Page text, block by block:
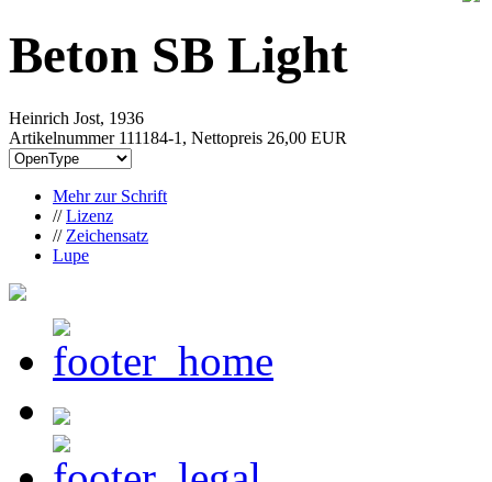
Beton SB Light
Heinrich Jost, 1936
Artikelnummer 111184-1, Nettopreis 26,00 EUR
Mehr zur Schrift
//Lizenz
// Zeichensatz
Lupe